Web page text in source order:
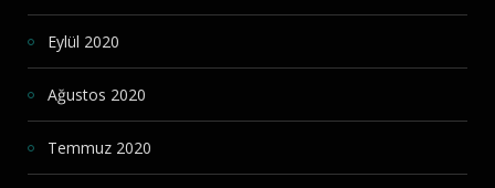
Eylül 2020
Ağustos 2020
Temmuz 2020